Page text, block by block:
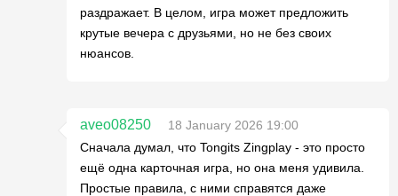
раздражает. В целом, игра может предложить
крутые вечера с друзьями, но не без своих
нюансов.
aveo08250
18 January 2026 19:00
Сначала думал, что Tongits Zingplay - это просто
ещё одна карточная игра, но она меня удивила.
Простые правила, с ними справятся даже